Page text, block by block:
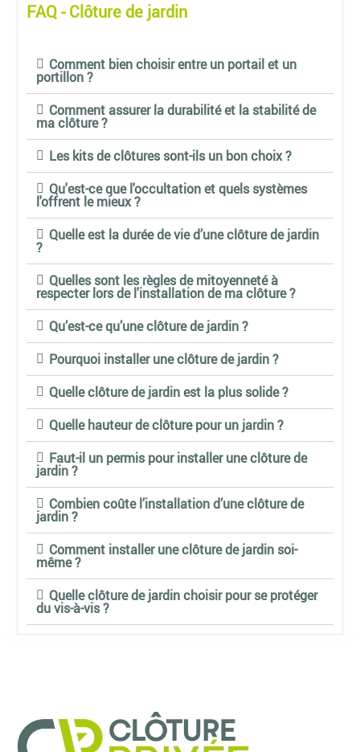
FAQ - Clôture de jardin
Comment bien choisir entre un portail et un
portillon ?
Comment assurer la durabilité et la stabilité de
ma clôture ?
Les kits de clôtures sont-ils un bon choix ?
Qu'est-ce que l'occultation et quels systèmes
l'offrent le mieux ?
Quelle est la durée de vie d’une clôture de jardin
?
Quelles sont les règles de mitoyenneté à
respecter lors de l'installation de ma clôture ?
Qu’est-ce qu’une clôture de jardin ?
Pourquoi installer une clôture de jardin ?
Quelle clôture de jardin est la plus solide ?
Quelle hauteur de clôture pour un jardin ?
Faut-il un permis pour installer une clôture de
jardin ?
Combien coûte l’installation d’une clôture de
jardin ?
Comment installer une clôture de jardin soi-
même ?
Quelle clôture de jardin choisir pour se protéger
du vis-à-vis ?